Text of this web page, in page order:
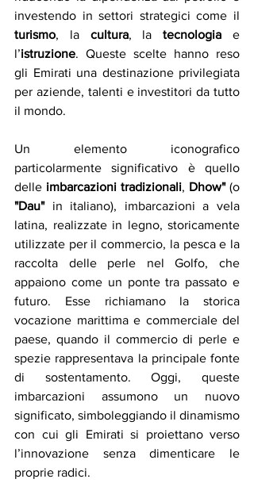
turismo, la cultura, la tecnologia e
l’istruzione. Queste scelte hanno reso
gli Emirati una destinazione privilegiata
per aziende, talenti e investitori da tutto
il mondo.
Un elemento iconografico
particolarmente significativo è quello
delle imbarcazioni tradizionali, Dhow"
"Dau" in italiano), imbarcazioni a vela
latina, realizzate in legno, storicamente
utilizzate per il commercio, la pesca e la
raccolta delle perle nel Golfo, che
appaiono come un ponte tra passato e
futuro. Esse richiamano la storica
vocazione marittima e commerciale del
paese, quando il commercio di perle e
spezie rappresentava la principale fonte
di sostentamento. Oggi, queste
imbarcazioni assumono un nuovo
significato, simboleggiando il dinamismo
con cui gli Emirati si proiettano verso
l’innovazione senza dimenticare le
proprie radici.